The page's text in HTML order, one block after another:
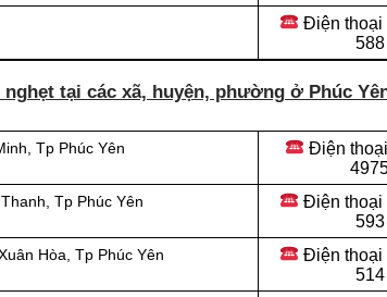
Điện thoại
588
tại các xã, huyện, phường ở Phúc
Tp Phúc Yên Điện thoại
Tp Phúc Yên Điện thoại
593
Hòa, Tp Phúc Yên Điện thoại
514